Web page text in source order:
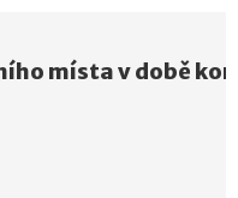
místa v době